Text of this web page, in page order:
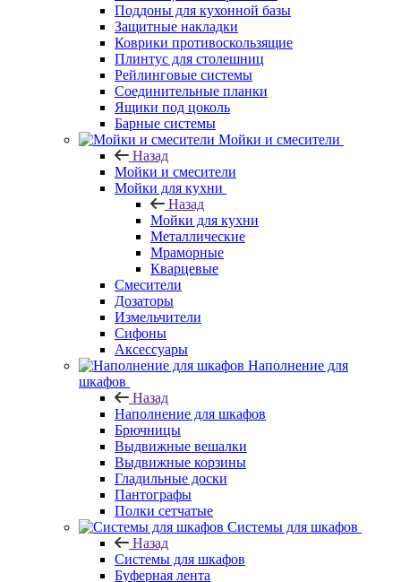
Поддоны для кухонной базы
Защитные накладки
Коврики противоскользящие
Плинтус для столешниц
Рейлинговые системы
Соединительные планки
Ящики под цоколь
Барные системы
Мойки и смесители
Назад
Мойки и смесители
Мойки для кухни
Назад
Мойки для кухни
Металлические
Мраморные
Кварцевые
Смесители
Дозаторы
Измельчители
Сифоны
Аксессуары
Наполнение для
шкафов
Назад
Наполнение для шкафов
Брючницы
Выдвижные вешалки
Выдвижные корзины
Гладильные доски
Пантографы
Полки сетчатые
Системы для шкафов
Назад
Системы для шкафов
Буферная лента